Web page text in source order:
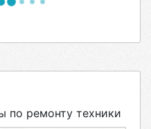
по ремонту техники